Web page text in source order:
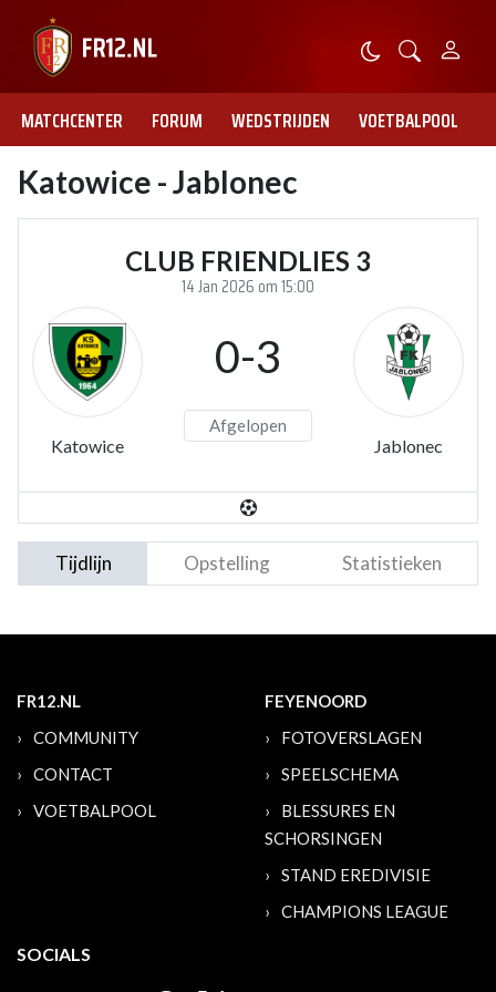
MATCHCENTER FORUM WEDSTRIJDEN VOETBALPOOL
Katowice - Jablonec
CLUB FRIENDLIES 3
14 Jan 2026 om 15:00
Katowice
0-3
Afgelopen
Jablonec
Tijdlijn Opstelling Statistieken
FR12.NL
COMMUNITY
CONTACT
VOETBALPOOL
FEYENOORD
FOTOVERSLAGEN
SPEELSCHEMA
BLESSURES EN
SCHORSINGEN
STAND EREDIVISIE
CHAMPIONS LEAGUE
SOCIALS